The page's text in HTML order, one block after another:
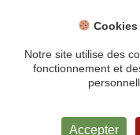
NOS
Accueil Mentions
Notre site utilise des
fonctionnement et
Accepter